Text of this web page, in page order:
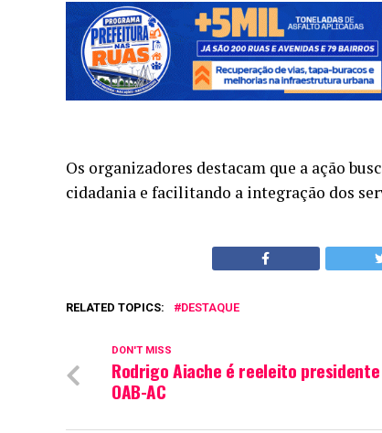
Os organizadores destacam que a ação
cidadania e facilitando a integração dos
RELATED TOPICS: DESTAQUE
DON'T MISS
Rodrigo Aiache é reeleito
OAB-AC